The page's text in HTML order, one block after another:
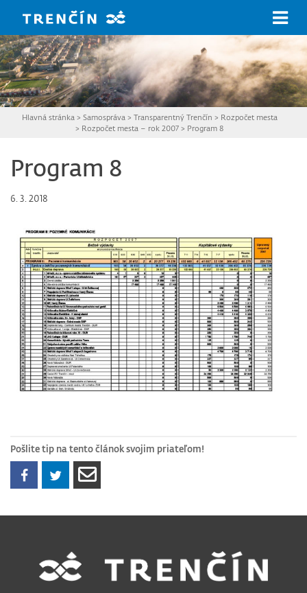
Hlavná stránka > Samospráva > Transparentný Trenčín > Rozpočet mesta
> Rozpočet mesta – rok 2007 > Program 8
Program 8
6. 3. 2018
Pošlite tip na tento článok svojim priateľom!